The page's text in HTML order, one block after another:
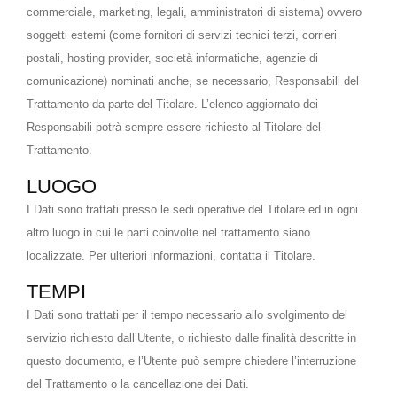
commerciale, marketing, legali, amministratori di sistema) ovvero
soggetti esterni (come fornitori di servizi tecnici terzi, corrieri
postali, hosting provider, società informatiche, agenzie di
comunicazione) nominati anche, se necessario, Responsabili del
Trattamento da parte del Titolare. L’elenco aggiornato dei
Responsabili potrà sempre essere richiesto al Titolare del
Trattamento.
LUOGO
I Dati sono trattati presso le sedi operative del Titolare ed in ogni
altro luogo in cui le parti coinvolte nel trattamento siano
localizzate. Per ulteriori informazioni, contatta il Titolare.
TEMPI
I Dati sono trattati per il tempo necessario allo svolgimento del
servizio richiesto dall’Utente, o richiesto dalle finalità descritte in
questo documento, e l’Utente può sempre chiedere l’interruzione
del Trattamento o la cancellazione dei Dati.